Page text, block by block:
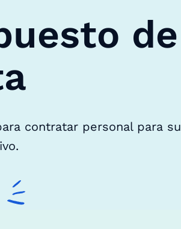
de
contratar personal para su